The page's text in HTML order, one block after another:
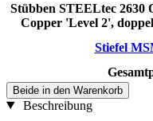
Stübben STEELtec 2630
Copper 'Level 2',
Stiefel
Beide in den Warenkorb
Beschreibung